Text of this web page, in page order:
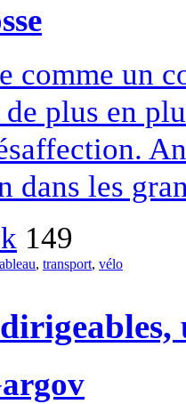
comme un
plus en
dans les
149
, transport, vélo